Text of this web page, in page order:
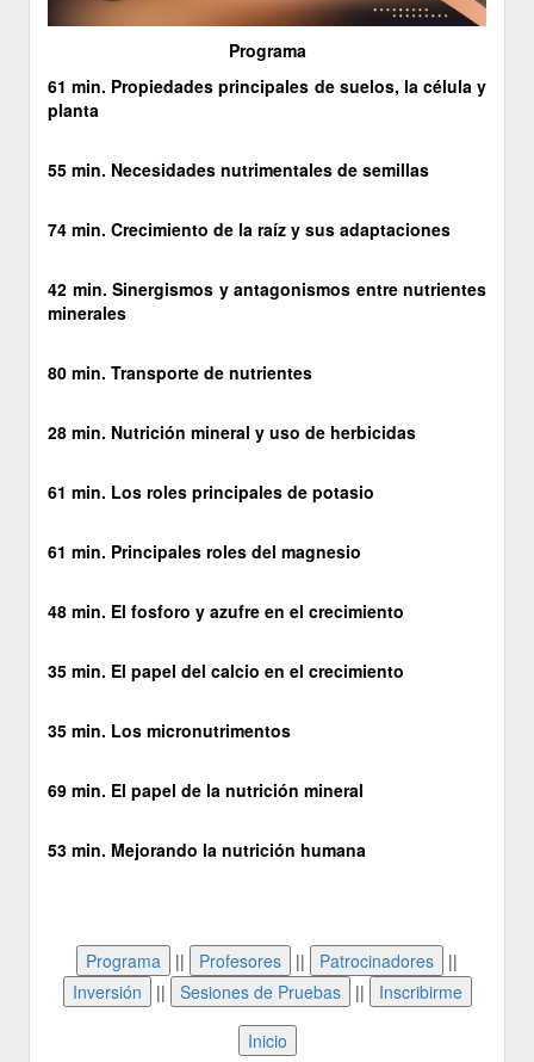
Programa
61 min. Propiedades principales de suelos, la célula y
planta
55 min. Necesidades nutrimentales de semillas
74 min. Crecimiento de la raíz y sus adaptaciones
42 min. Sinergismos y antagonismos entre nutrientes
minerales
80 min. Transporte de nutrientes
28 min. Nutrición mineral y uso de herbicidas
61 min. Los roles principales de potasio
61 min. Principales roles del magnesio
48 min. El fosforo y azufre en el crecimiento
35 min. El papel del calcio en el crecimiento
35 min. Los micronutrimentos
69 min. El papel de la nutrición mineral
53 min. Mejorando la nutrición humana
|| ||
||
||
||